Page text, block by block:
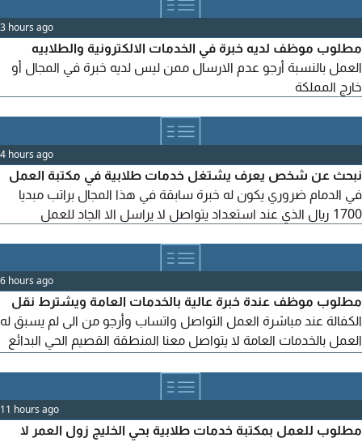
3 hours ago
مطلوب موظف لديه خبرة في الخدمات الالكترونية والطلابيه
العمل بالنسبة أرجو عدم الارسال ممن ليس لديه خبرة في المجال أو
خارج المملكة
4 hours ago
نبحث عن شخص يعرف يشتغل خدمات طلابية في مكتبة العمل
في الدمام ضروري يكون له خبرة سابقة في هذا المجال براتب مبديا
1700 ريال الذي عند استعداد يتواصل لا يراسل الا الجاد للعمل
6 hours ago
مطلوب موظف عندة خبرة عالية بالخدمات العامة ويشترط نقل
الكفالة عند مباشرة العمل التواصل واتساب وأرجو من الى لم يسبق له
العمل بالخدمات العامة لا يتواصل معنا المنطقة القصيم الحي البدائع
التواصل
11 hours ago
مطلوب للعمل بمكتبة خدمات طلابية بحي الخليج زول العمر لا